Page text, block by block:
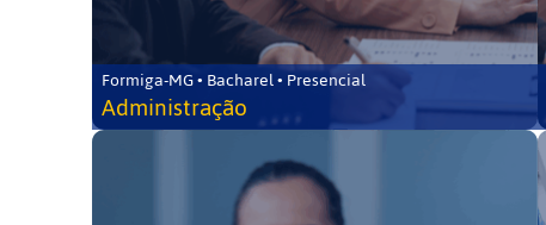
Formiga-MG • Bacharel • Presencial
Administração